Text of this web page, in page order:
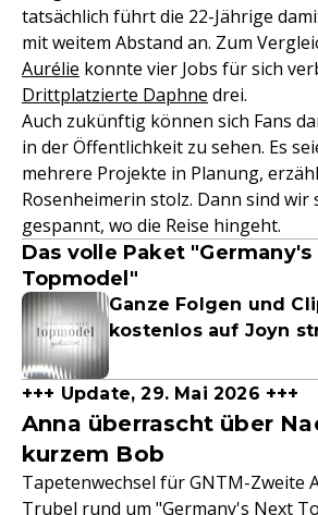
tatsächlich führt die 22-Jährige
mit weitem Abstand an. Zum
Aurélie konnte vier Jobs für sich
Drittplatzierte Daphne drei.
Auch zukünftig können sich Fans
in der Öffentlichkeit zu sehen. Es
mehrere Projekte in Planung,
Rosenheimerin stolz. Dann sind wir
gespannt, wo die Reise hingeht.
Das volle Paket "Germany's
Topmodel"
Ganze Folgen und
kostenlos auf Joyn
+++ Update, 29. Mai 2026 +++
Anna überrascht über
kurzem Bob
Tapetenwechsel für GNTM-Zweite
Trubel rund um "Germany's Next